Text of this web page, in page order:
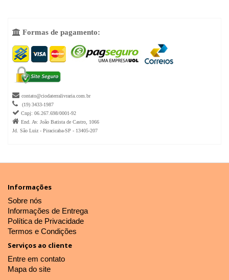
 Formas de pagamento:
 contato@ciodaterralivraria.com.br
 (19) 3433-1987
 Cnpj: 06.267.698/0001-92
 End. Av. João Batista de Castro, 1066
Jd. São Luiz - Piracicaba-SP - 13405-207
Informações
Sobre nós
Informações de Entrega
Política de Privacidade
Termos e Condições
Serviços ao cliente
Entre em contato
Mapa do site